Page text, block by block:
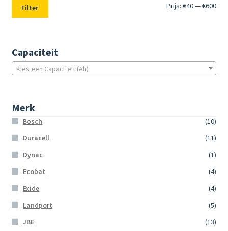
Min.
Filter Prijs:€40—€600
Capaciteit
Kies een Capaciteit (Ah)
Merk
Bosch
(10)
Duracell
(11)
Dynac
(1)
Ecobat
(4)
Exide
(4)
Landport
(5)
JBE
(13)